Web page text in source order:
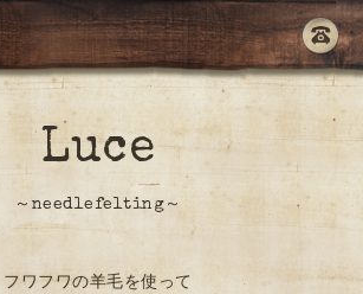
Luce
～needlefelting～
フワフワの羊毛を使って